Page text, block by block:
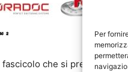
Per
che si prepara alla